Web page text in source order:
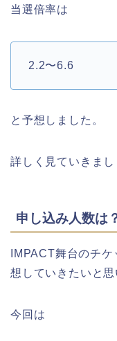
当選倍率は
2.2〜6.6
と予想しました。
詳しく見ていきまし
申し込み人数は
IMPACT舞台のチ
想していきたいと思
今回は